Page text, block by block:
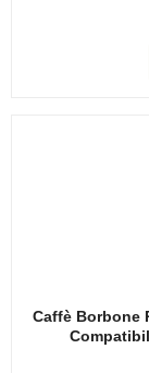
Caffè Borbone